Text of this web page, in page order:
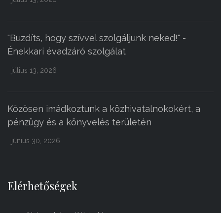
"Buzdíts, hogy szívvel szolgáljunk neked!" -
Énekkari évadzáró szolgálat
július 13, 2026
Közösen imádkoztunk a közhivatalnokokért, a
pénzügy és a könyvelés területén
június 30, 2026
Elérhetőségek